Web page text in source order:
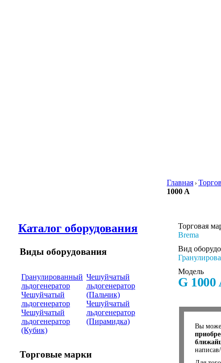
Главная ›
1000 A
Каталог оборудования
Виды оборудования
Гранулированный
льдогенератор
Чешуйчатый
льдогенератор
Чешуйчатый
льдогенератор
(Кубик)
Чешуйчатый
льдогенератор
(Пальчик)
Чешуйчатый
льдогенератор
(Пирамидка)
Торговые марки
Торговая
Brema
Вид
Модель
G 1000
Вы